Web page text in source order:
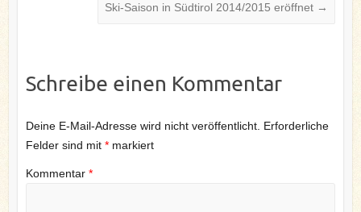
Ski-Saison in Südtirol 2014/2015 eröffnet →
Schreibe einen Kommentar
Deine E-Mail-Adresse wird nicht veröffentlicht. Erforderliche
Felder sind mit *markiert
Kommentar *